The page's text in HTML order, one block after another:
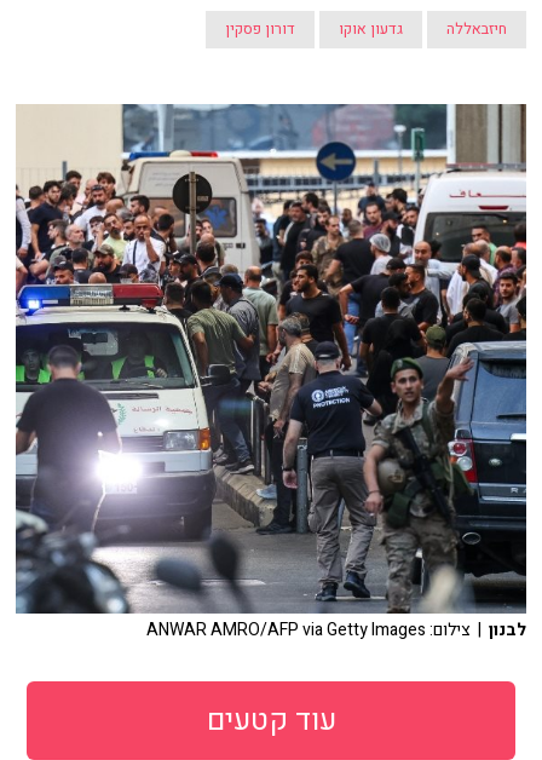
חיזבאללה גדעון אוקו דורון פסקין
לבנון | צילום: ANWAR AMRO/AFP via Getty Images
עוד קטעים